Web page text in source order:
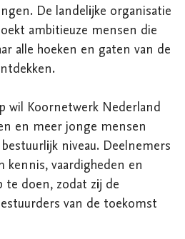
De landelijke organisatie
ambitieuze mensen die
alle hoeken en gaten van de
wil Koornetwerk Nederland
en meer jonge mensen
niveau. Deelnemers
kennis, vaardigheden en
te doen, zodat zij de
van de toekomst